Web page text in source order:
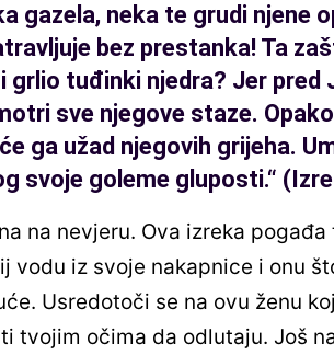
gazela, neka te grudi njene
bez prestanka! Ta
grlio tuđinki njedra? Jer pred
sve njegove staze.
ga užad njegovih grijeha.
svoje goleme gluposti.“
na nevjeru. Ova izreka pogađa
vodu iz svoje nakapnice i onu
Usredotoči se na ovu ženu
tvojim očima da odlutaju. Još